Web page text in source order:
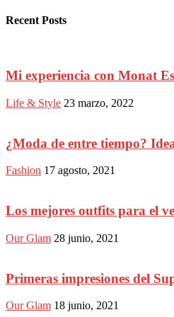
Recent Posts
Mi experiencia con Monat
Life & Style 23 marzo, 2022
¿Moda de entre tiempo?
Fashion 17 agosto, 2021
Los mejores outfits para el
Our Glam 28 junio, 2021
Primeras impresiones del
Our Glam 18 junio, 2021